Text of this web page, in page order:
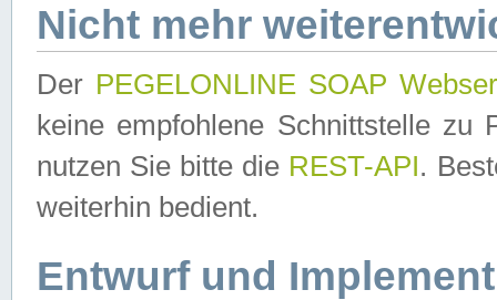
Nicht mehr
Der PEGELONLINE SOAP
keine empfohlene Schnittstelle zu
nutzen Sie bitte die REST-API.
weiterhin bedient.
Entwurf und